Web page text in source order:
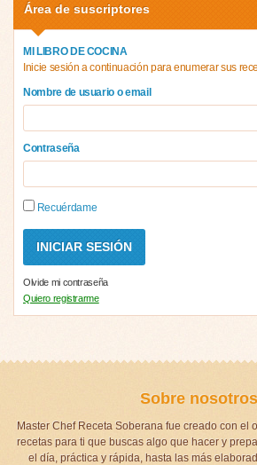
Área de suscriptores
MI LIBRO DE COCINA
Inicie sesión a continuación para enumerar sus
Nombre de usuario o email
Contraseña
Recuérdame
Olvide mi contraseña
Quiero registrarme
Sobre nosotros
Master Chef Receta Soberana fue creado con el
recetas para ti que buscas algo que hacer y
el día, práctica y rápida, hasta las más